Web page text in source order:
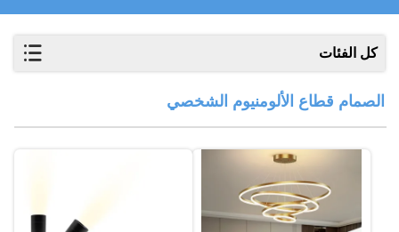
كل الفئات
الصمام قطاع الألومنيوم الشخصي